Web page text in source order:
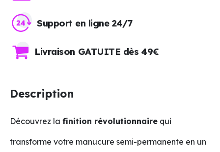
Support en ligne 24/7
Livraison GATUITE dès 49€
Description
Découvrez la finition révolutionnaire qui
transforme votre manucure semi-permanente en un